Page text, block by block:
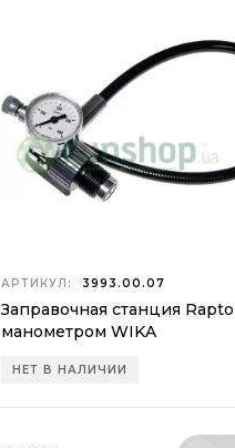
АРТИКУЛ: 3993.00.07
Заправочная станция
манометром WIKA
НЕТ В НАЛИЧИИ